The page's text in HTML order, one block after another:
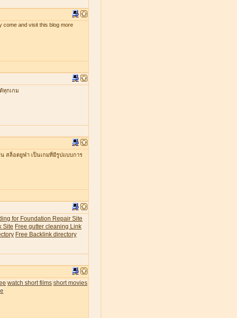
come and visit this blog more
ทุกเกม
สล็อตยูฟ่า เป็นเกมที่มีรูปแบบการ
for Foundation Repair Site
Site Free gutter cleaning Link
Free Backlink directory
watch short films short movies